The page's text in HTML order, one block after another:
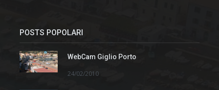
POSTS POPOLARI
WebCam Giglio Porto
24/02/2010